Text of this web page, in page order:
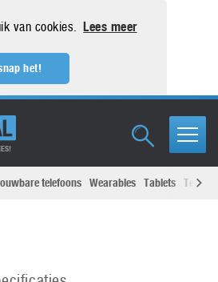
van cookies. Lees meer
het!
telefoons Wearables Tablets